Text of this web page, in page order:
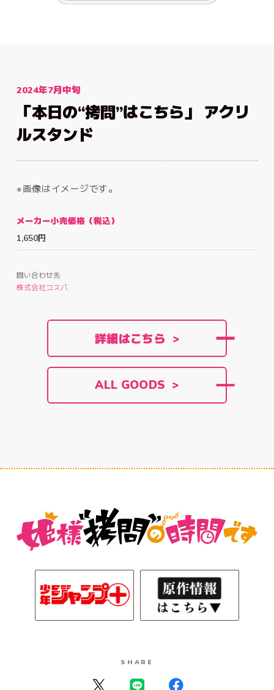
Official X
2024年7月中旬
「本日の“拷問”はこちら」 アクリ
ルスタンド
※画像はイメージです。
メーカー小売価格（税込）
1,650円
問い合わせ先
株式会社コスパ
詳細はこちら >
ALL GOODS >
SHARE